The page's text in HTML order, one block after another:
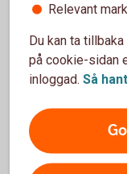
godkänna
och
Relevant
Du kan ta
på cookie-sidan
inloggad. Så